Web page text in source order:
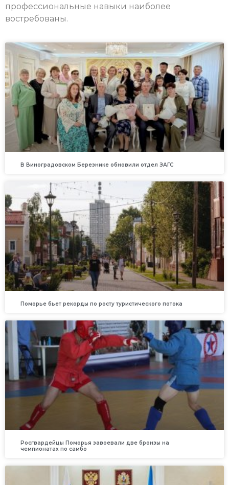
профессиональные навыки наиболее
востребованы.
В Виноградовском Березнике обновили отдел ЗАГС
Поморье бьет рекорды по росту туристического потока
Росгвардейцы Поморья завоевали две бронзы на
чемпионатах по самбо